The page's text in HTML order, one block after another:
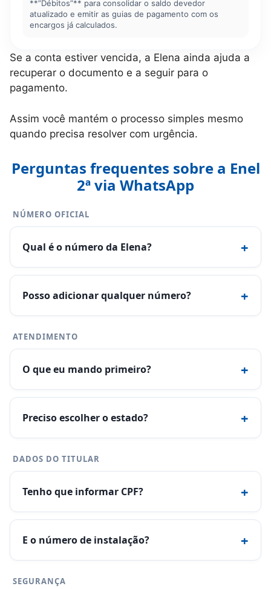
**”Débitos”** para consolidar o saldo devedor
atualizado e emitir as guias de pagamento com os
encargos já calculados.
Se a conta estiver vencida, a Elena ainda ajuda a
recuperar o documento e a seguir para o
pagamento.
Assim você mantém o processo simples mesmo
quando precisa resolver com urgência.
Perguntas frequentes sobre a Enel
2ª via WhatsApp
NÚMERO OFICIAL
Qual é o número da Elena? +
Posso adicionar qualquer número? +
ATENDIMENTO
O que eu mando primeiro? +
Preciso escolher o estado? +
DADOS DO TITULAR
Tenho que informar CPF? +
E o número de instalação? +
SEGURANÇA